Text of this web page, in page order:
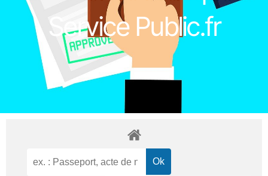
Service Public.fr